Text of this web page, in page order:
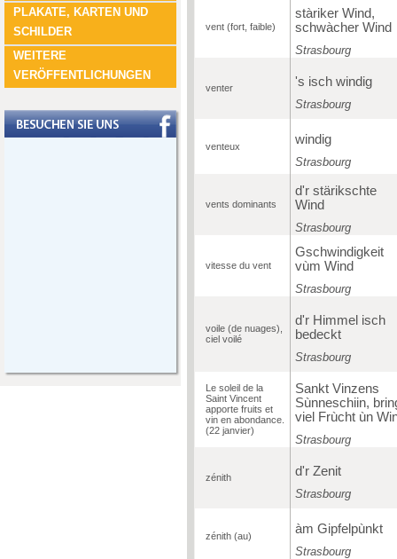
PLAKATE, KARTEN UND
SCHILDER
WEITERE
VERÖFFENTLICHUNGEN
vent (fort, faible)
stàriker Wind,
schwàcher Wind
Strasbourg
venter 's isch windig
Strasbourg
venteux windig
Strasbourg
vents dominants
d'r stärikschte
Wind
Strasbourg
vitesse du vent
Gschwindigkeit
vùm Wind
Strasbourg
voile (de nuages),
ciel voilé
d'r Himmel isch
bedeckt
Strasbourg
Le soleil de la
Saint Vincent
apporte fruits et
vin en abondance.
(22 janvier)
Sankt Vinzens
Sùnneschiin,
viel Frùcht ùn
Strasbourg
zénith d'r Zenit
Strasbourg
zénith (au) àm Gipfelpùnkt
Strasbourg